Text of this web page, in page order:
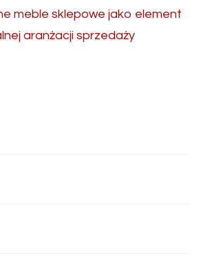
meble sklepowe jako element
aranżacji sprzedaży